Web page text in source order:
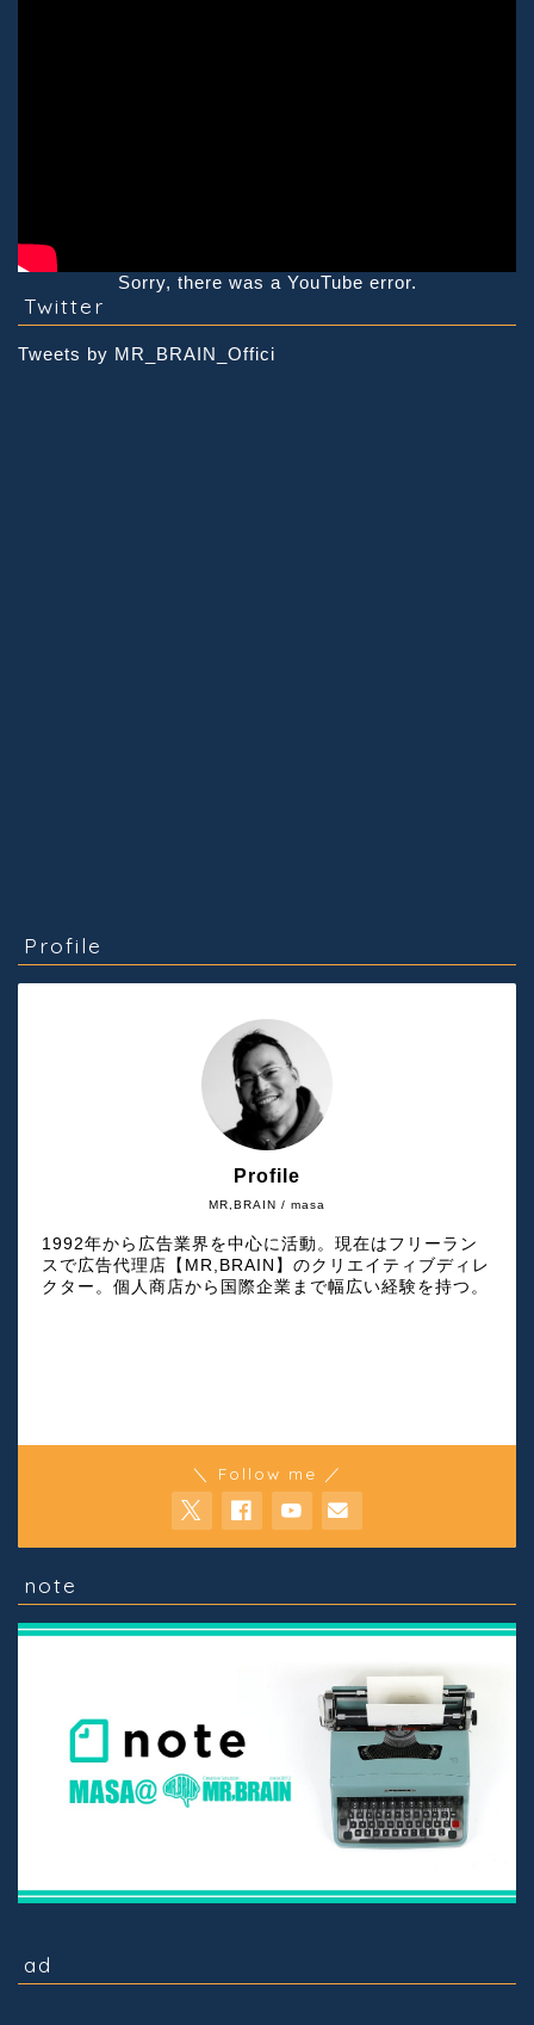
Sorry, there was a YouTube error.
Twitter
Tweets by MR_BRAIN_Offici
Profile
MR,BRAIN / masa
Profile
1992年から広告業界を中心に活動。現在はフリーラン
スで広告代理店【MR,BRAIN】のクリエイティブディレ
クター。個人商店から国際企業まで幅広い経験を持つ。
＼ Follow me ／
note
ad